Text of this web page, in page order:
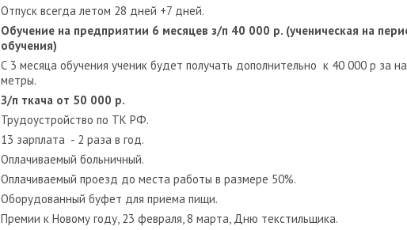
Отпуск всегда летом 28 дней +7 дней.
Обучение на предприятии 6 месяцев з/п 40 000 р. (ученическая на
обучения)
С 3 месяца обучения ученик будет получать дополнительно к 40 000 р за
метры.
З/п ткача от 50 000 р.
Трудоустройство по ТК РФ.
13 зарплата - 2 раза в год.
Оплачиваемый больничный.
Оплачиваемый проезд до места работы в размере 50%.
Оборудованный буфет для приема пищи.
Премии к Новому году, 23 февраля, 8 марта, Дню текстильщика.